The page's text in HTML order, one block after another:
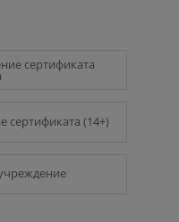
сертификата
сертификата (14+)